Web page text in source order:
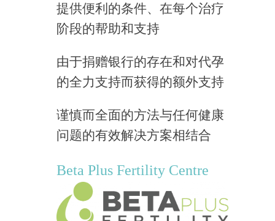
提供便利的条件、在每个治疗
阶段的帮助和支持
由于捐赠银行的存在和对代孕
的全力支持而获得的额外支持
谨慎而全面的方法与任何健康
问题的有效解决方案相结合
Beta Plus Fertility Centre